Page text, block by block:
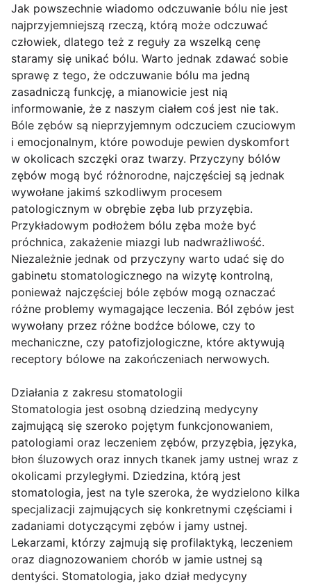
Jak powszechnie wiadomo odczuwanie bólu nie jest
najprzyjemniejszą rzeczą, którą może odczuwać
człowiek, dlatego też z reguły za wszelką cenę
staramy się unikać bólu. Warto jednak zdawać sobie
sprawę z tego, że odczuwanie bólu ma jedną
zasadniczą funkcję, a mianowicie jest nią
informowanie, że z naszym ciałem coś jest nie tak.
Bóle zębów są nieprzyjemnym odczuciem czuciowym
i emocjonalnym, które powoduje pewien dyskomfort
w okolicach szczęki oraz twarzy. Przyczyny bólów
zębów mogą być różnorodne, najczęściej są jednak
wywołane jakimś szkodliwym procesem
patologicznym w obrębie zęba lub przyzębia.
Przykładowym podłożem bólu zęba może być
próchnica, zakażenie miazgi lub nadwrażliwość.
Niezależnie jednak od przyczyny warto udać się do
gabinetu stomatologicznego na wizytę kontrolną,
ponieważ najczęściej bóle zębów mogą oznaczać
różne problemy wymagające leczenia. Ból zębów jest
wywołany przez różne bodźce bólowe, czy to
mechaniczne, czy patofizjologiczne, które aktywują
receptory bólowe na zakończeniach nerwowych.
Działania z zakresu stomatologii
Stomatologia jest osobną dziedziną medycyny
zajmującą się szeroko pojętym funkcjonowaniem,
patologiami oraz leczeniem zębów, przyzębia, języka,
błon śluzowych oraz innych tkanek jamy ustnej wraz z
okolicami przyległymi. Dziedzina, którą jest
stomatologia, jest na tyle szeroka, że wydzielono kilka
specjalizacji zajmujących się konkretnymi częściami i
zadaniami dotyczącymi zębów i jamy ustnej.
Lekarzami, którzy zajmują się profilaktyką, leczeniem
oraz diagnozowaniem chorób w jamie ustnej są
dentyści. Stomatologia, jako dział medycyny